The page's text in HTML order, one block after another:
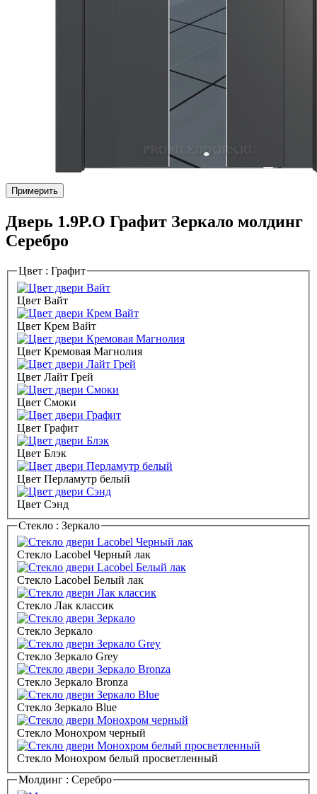
Примерить
Дверь 1.9P.O Графит Зеркало молдинг
Серебро
Цвет : Графит
Цвет Вайт
Цвет Крем Вайт
Цвет Кремовая Магнолия
Цвет Лайт Грей
Цвет Смоки
Цвет Графит
Цвет Блэк
Цвет Перламутр белый
Цвет Сэнд
Стекло : Зеркало
Стекло Lacobel Черный лак
Стекло Lacobel Белый лак
Стекло Лак классик
Стекло Зеркало
Стекло Зеркало Grey
Стекло Зеркало Bronza
Стекло Зеркало Blue
Стекло Монохром черный
Стекло Монохром белый просветленный
Молдинг : Серебро